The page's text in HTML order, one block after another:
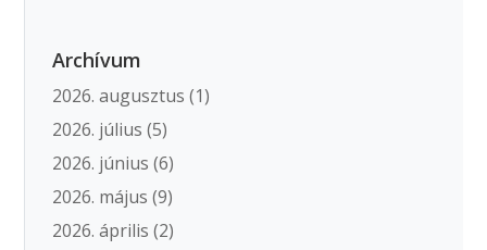
Archívum
2026. augusztus (1)
2026. július (5)
2026. június (6)
2026. május (9)
2026. április (2)